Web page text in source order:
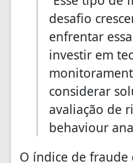
desafio
enfrentar
investir em
considerar
avaliação de
behaviour
O índice de